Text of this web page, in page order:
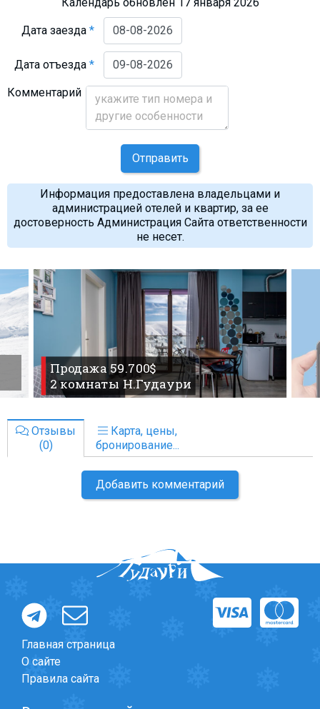
Дата заезда*
Дата отъезда*
Комментарий
Отправить
Информация предоставлена владельцами и
администрацией отелей и квартир, за ее
достоверность Администрация Сайта ответственности
не несет.
Продажа 59.700$
2 комнаты Н.Гудаури
Отзывы
(0)
Карта, цены,
бронирование...
Добавить комментарий
Главная страница
О сайте
Правила сайта